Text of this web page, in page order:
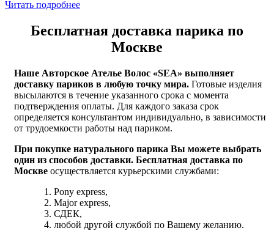
Читать подробнее
Бесплатная доставка парика по
Москве
Наше Авторское Ателье Волос «SEA» выполняет
доставку париков в любую точку мира. Готовые изделия
высылаются в течение указанного срока с момента
подтверждения оплаты. Для каждого заказа срок
определяется консультантом индивидуально, в зависимости
от трудоемкости работы над париком.
При покупке натурального парика Вы можете выбрать
один из способов доставки. Бесплатная доставка по
Москве осуществляется курьерскими службами:
Pony express,
Major express,
СДЕК,
любой другой службой по Вашему желанию.